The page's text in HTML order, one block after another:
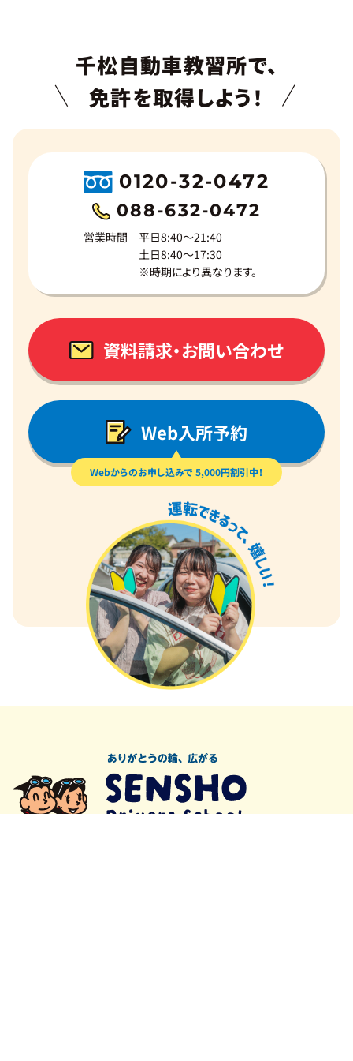
千松自動車教習所で、
免許を取得しよう！
0120-32-0472
088-632-0472
営業時間
平日8:40～21:40
土日8:40～17:30
※時期により異なります。
資料請求・お問い合わせ
Web入所予約
Webからのお申し込みで 5,000円割引中！